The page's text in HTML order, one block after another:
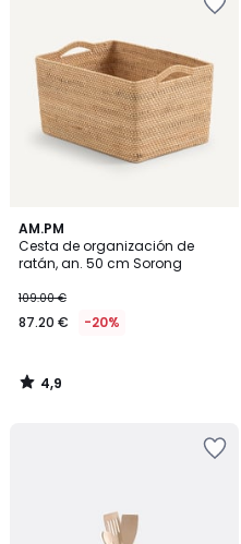
AM.PM
Cesta de organización de
ratán, an. 50 cm Sorong
109.00 €
87.20 € -20%
4,9
/ 5
4,9
/